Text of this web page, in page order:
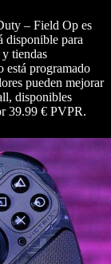
– Field Op es
disponible para
y tiendas
está programado
pueden mejorar
disponibles
39.99 € PVPR.